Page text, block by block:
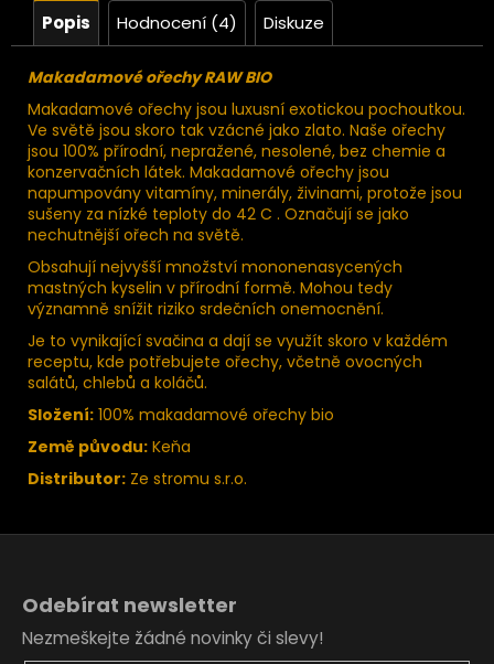
Popis Hodnocení (4) Diskuze
Makadamové ořechy RAW BIO
Makadamové ořechy jsou luxusní exotickou pochoutkou.
Ve světě jsou skoro tak vzácné jako zlato. Naše ořechy
jsou 100% přírodní, nepražené, nesolené, bez chemie a
konzervačních látek. Makadamové ořechy jsou
napumpovány vitamíny, minerály, živinami, protože jsou
sušeny za nízké teploty do 42 C . Označují se jako
nechutnější ořech na světě.
Obsahují nejvyšší množství mononenasycených
mastných kyselin v přírodní formě. Mohou tedy
významně snížit riziko srdečních onemocnění.
Je to vynikající svačina a dají se využít skoro v každém
receptu, kde potřebujete ořechy, včetně ovocných
salátů, chlebů a koláčů.
Složení: 100% makadamové ořechy bio
Země původu: Keňa
Distributor: Ze stromu s.r.o.
Odebírat newsletter
Nezmeškejte žádné novinky či slevy!